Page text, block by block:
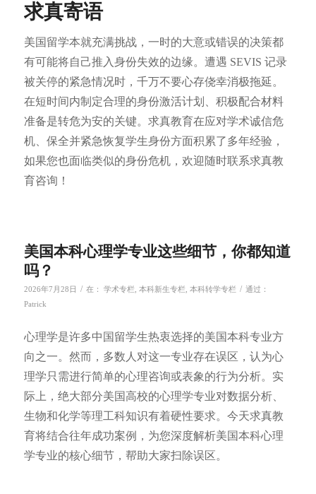
求真寄语
美国留学本就充满挑战，一时的大意或错误的决策都
有可能将自己推入身份失效的边缘。遭遇 SEVIS 记录
被关停的紧急情况时，千万不要心存侥幸消极拖延。
在短时间内制定合理的身份激活计划、积极配合材料
准备是转危为安的关键。求真教育在应对学术诚信危
机、保全并紧急恢复学生身份方面积累了多年经验，
如果您也面临类似的身份危机，欢迎随时联系求真教
育咨询！
美国本科心理学专业这些细节，你都知道
吗？
2026年7月28日 / 在： 学术专栏, 本科新生专栏, 本科转学专栏 / 通过：
Patrick
心理学是许多中国留学生热衷选择的美国本科专业方
向之一。然而，多数人对这一专业存在误区，认为心
理学只需进行简单的心理咨询或表象的行为分析。实
际上，绝大部分美国高校的心理学专业对数据分析、
生物和化学等理工科知识有着硬性要求。今天求真教
育将结合往年成功案例，为您深度解析美国本科心理
学专业的核心细节，帮助大家扫除误区。